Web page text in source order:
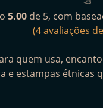
5.00de 5, com
(4avaliações
quem usa,
e estampas étnicas